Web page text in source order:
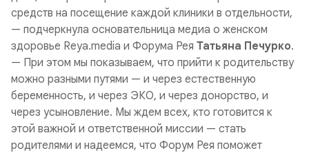
средств на посещение каждой клиники в отдельности,
— подчеркнула основательница медиа о женском
здоровье Reya.media и Форума Рея Татьяна Печурко.
— При этом мы показываем, что прийти к родительству
можно разными путями — и через естественную
беременность, и через ЭКО, и через донорство, и
через усыновление. Мы ждем всех, кто готовится к
этой важной и ответственной миссии — стать
родителями и надеемся, что Форум Рея поможет